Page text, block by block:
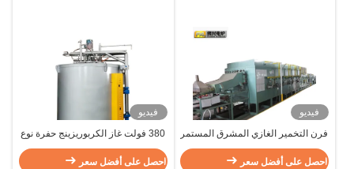
فيديو
فرن التخمير الغازي المشرق المستمر
فرن التخمير الألومنيوم من الفولاذ
المقاوم للصدأ
احصل على أفضل سعر
فيديو
380 فولت غاز الكربوريزينج حفرة نوع
فرن التسخين للأسلاك الفولاذ المقاوم
للصدأ ODM
احصل على أفضل سعر